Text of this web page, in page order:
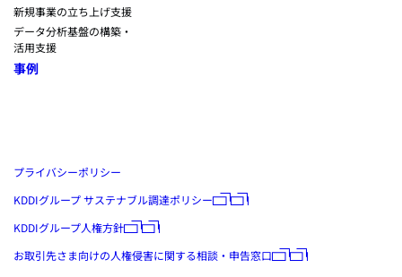
プライバシーポリシー
KDDIグループ サステナブル調達ポリシー
KDDIグループ人権方針
お取引先さま向けの人権侵害に関する相談・申告窓口
新規事業の立ち上げ支援
データ分析基盤の構築・
活用支援
事例